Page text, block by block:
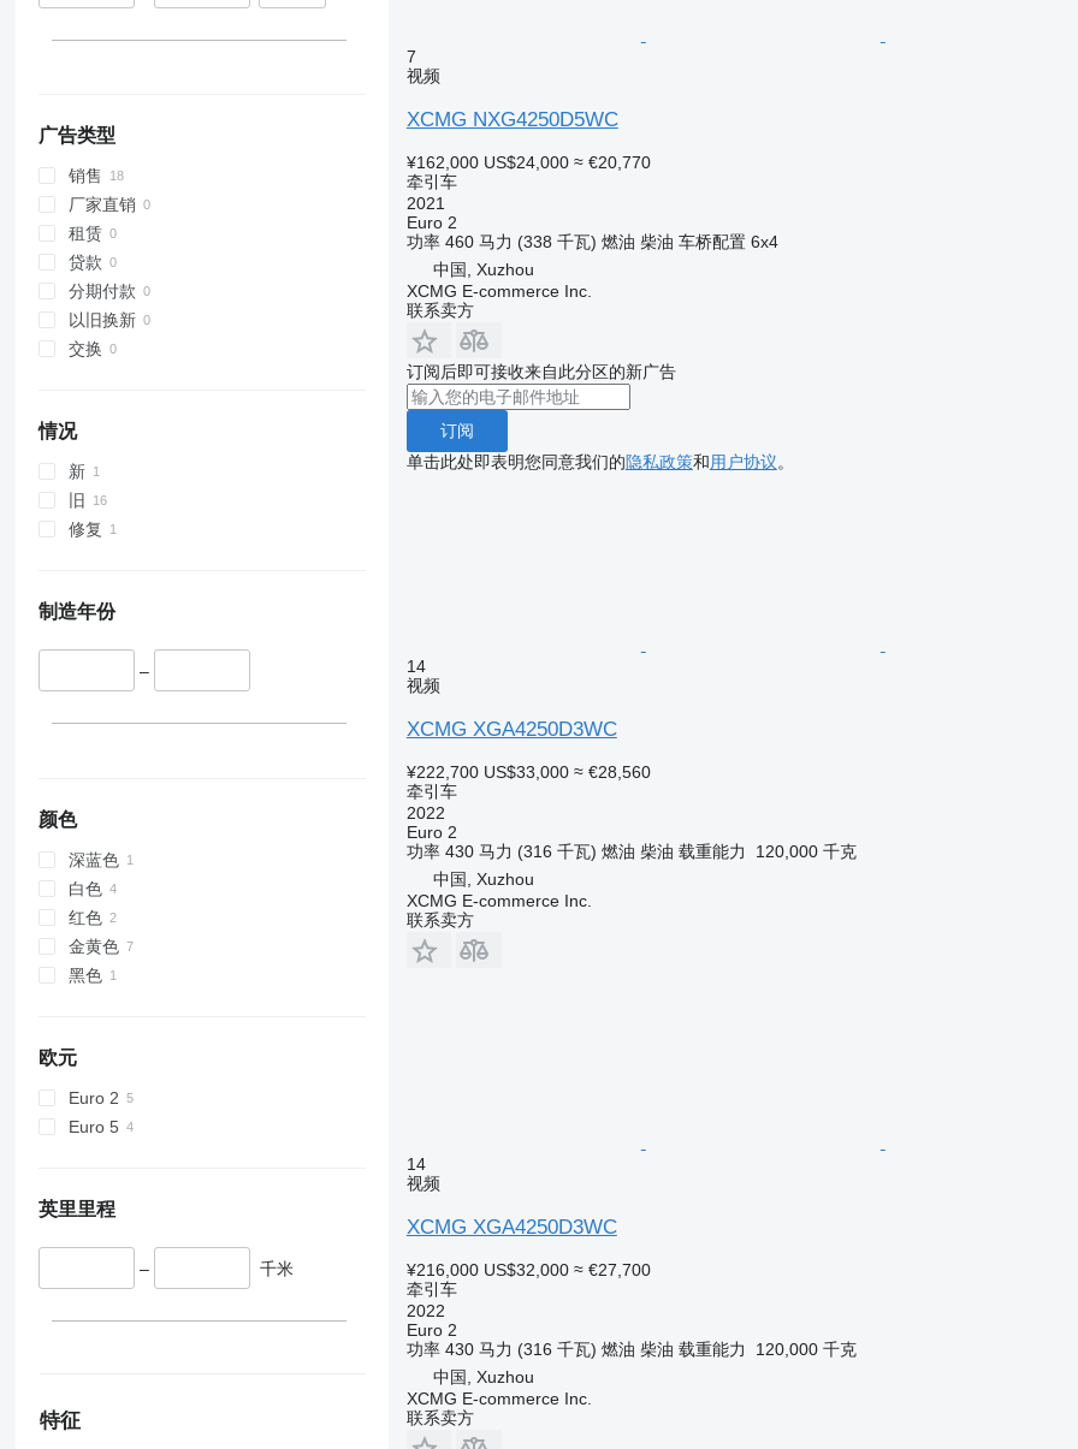
广告类型
销售
厂家直销
租赁
贷款
分期付款
以旧换新
交换
情况
新
旧
修复
制造年份
–
颜色
深蓝色
白色
红色
金黄色
黑色
欧元
Euro 2
Euro 5
英里里程
– 千米
特征
7
视频
XCMG NXG4250D5WC
¥162,000 US$24,000 ≈ €20,770
牵引车
2021
Euro 2
功率 460 马力 (338 千瓦) 燃油 柴油 车桥配置 6x4
中国, Xuzhou
XCMG E-commerce Inc.
联系卖方
订阅后即可接收来自此分区的新广告
订阅
单击此处即表明您同意我们的隐私政策和用户协议。
14
视频
XCMG XGA4250D3WC
¥222,700 US$33,000 ≈ €28,560
牵引车
2022
Euro 2
功率 430 马力 (316 千瓦) 燃油 柴油 载重能力
120,000 千克
中国, Xuzhou
XCMG E-commerce Inc.
联系卖方
14
视频
XCMG XGA4250D3WC
¥216,000 US$32,000 ≈ €27,700
牵引车
2022
Euro 2
功率 430 马力 (316 千瓦) 燃油 柴油 载重能力
120,000 千克
中国, Xuzhou
XCMG E-commerce Inc.
联系卖方